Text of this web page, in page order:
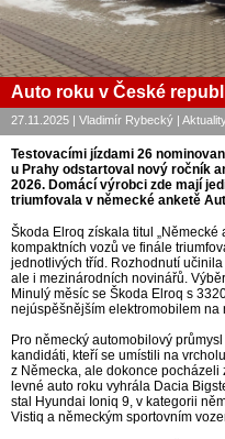
Auto roku v České
27.11.2025 | Vladimír Rybecký |
Testovacími jízdami 26
u Prahy odstartoval nový ročník
2026. Domácí výrobci zde mají
triumfovala v německé anketě
Škoda Elroq získala titul „Německé
kompaktních vozů ve finále
jednotlivých tříd. Rozhodnutí
ale i mezinárodních novinářů.
Minulý měsíc se Škoda Elroq s
nejúspěšnějším elektromobilem na
Pro německý automobilový
kandidáti, kteří se umístili na
z Německa, ale dokonce pocházeli
levné auto roku vyhrála Dacia
stal Hyundai Ioniq 9, v kategorii
Vistiq a německým sportovním